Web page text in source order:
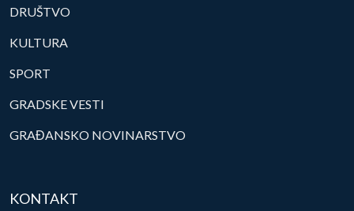
DRUŠTVO
KULTURA
SPORT
GRADSKE VESTI
GRAĐANSKO NOVINARSTVO
KONTAKT